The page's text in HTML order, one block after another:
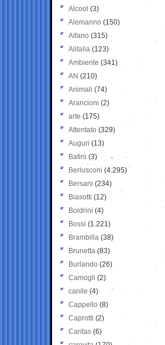
Alcool (3)
Alemanno (150)
Alfano (315)
Alitalia (123)
Ambiente (341)
AN (210)
Animali (74)
Arancioni (2)
arte (175)
Attentato (329)
Auguri (13)
Batini (3)
Berlusconi (4.295)
Bersani (234)
Biasotti (12)
Boldrini (4)
Bossi (1.221)
Brambilla (38)
Brunetta (83)
Burlando (26)
Camogli (2)
canile (4)
Cappello (8)
Caprotti (2)
Caritas (6)